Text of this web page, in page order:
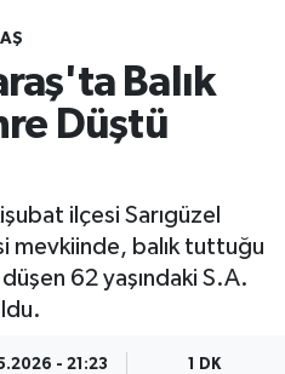
Balık
Düştü
ilçesi Sarıgüzel
mevkiinde, balık tuttuğu
62 yaşındaki S.A.
- 21:23 1 DK
ve Fikstür